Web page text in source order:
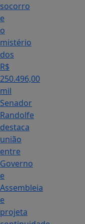
socorro
e
o
mistério
dos
R$
250.496,00
mil
Senador
Randolfe
destaca
união
entre
Governo
e
Assembleia
e
projeta